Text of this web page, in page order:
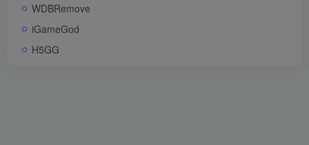
WDBRemove
iGameGod
H5GG